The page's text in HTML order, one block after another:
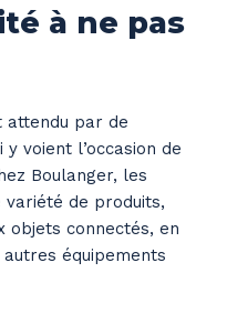
à ne pas
attendu par de
voient l’occasion de
Boulanger, les
de produits,
objets connectés, en
équipements